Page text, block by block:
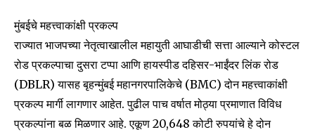
Join our community of
SUBSCRIBERS and be part of the
conversation.
To subscribe, simply enter your email address on our website
or click the subscribe button below. Don't worry, we respect
your privacy and won't spam your inbox. Your information is
safe with us.
मुंबईचे महत्त्वाकांक्षी प्रकल्प
राज्यात भाजपच्या नेतृत्वाखालील महायुती आघाडीची सत्ता आल्याने कोस्टल
रोड प्रकल्पाचा दुसरा टप्पा आणि हायस्पीड दहिसर-भाईंदर लिंक रोड
(DBLR) यासह बृहन्मुंबई महानगरपालिकेचे (BMC) दोन महत्त्वाकांक्षी
प्रकल्प मार्गी लागणार आहेत. पुढील पाच वर्षात मोठ्या प्रमाणात विविध
प्रकल्पांना बळ मिळणार आहे. एकूण 20,648 कोटी रुपयांचे हे दोन